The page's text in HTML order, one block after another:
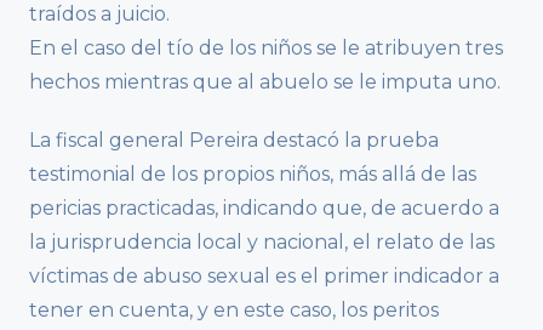
traídos a juicio.
En el caso del tío de los niños se le atribuyen tres
hechos mientras que al abuelo se le imputa uno.
La fiscal general Pereira destacó la prueba
testimonial de los propios niños, más allá de las
pericias practicadas, indicando que, de acuerdo a
la jurisprudencia local y nacional, el relato de las
víctimas de abuso sexual es el primer indicador a
tener en cuenta, y en este caso, los peritos